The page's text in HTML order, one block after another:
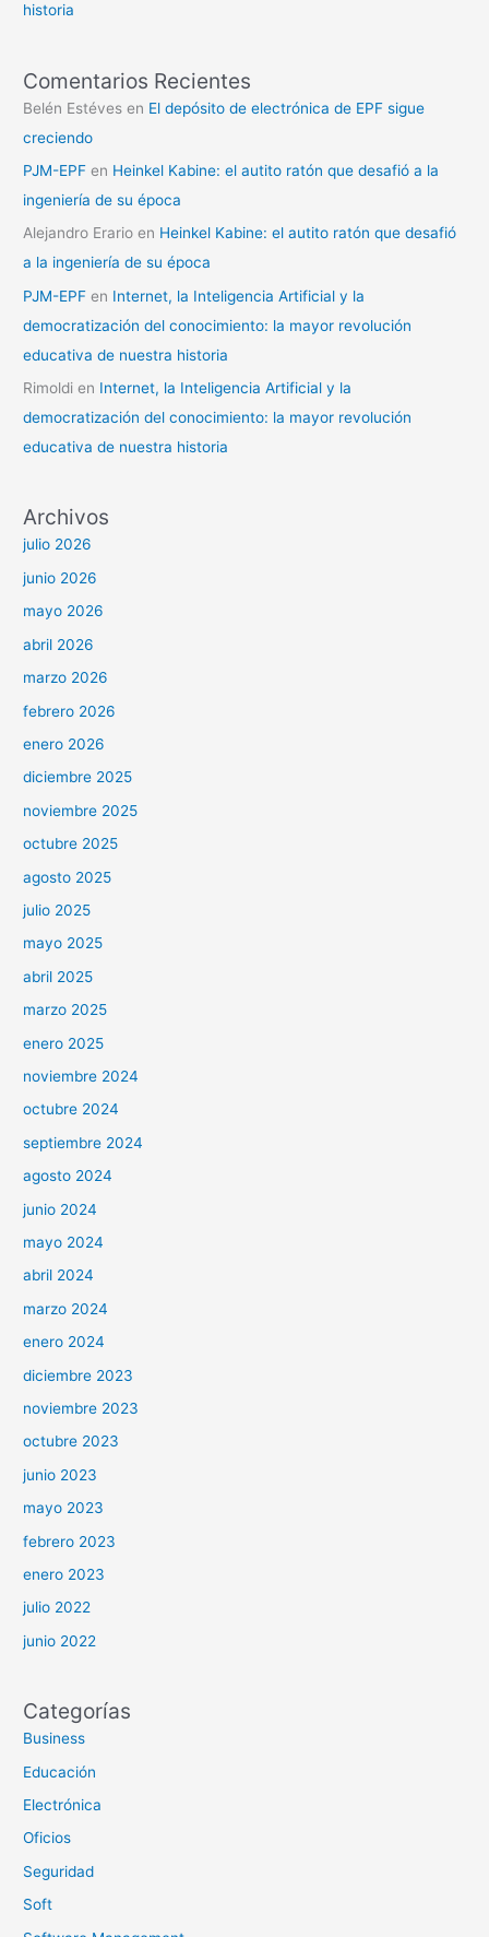
historia
Comentarios Recientes
Belén Estéves en El depósito de electrónica de EPF sigue
creciendo
PJM-EPF en Heinkel Kabine: el autito ratón que desafió a la
ingeniería de su época
Alejandro Erario en Heinkel Kabine: el autito ratón que desafió
a la ingeniería de su época
PJM-EPF en Internet, la Inteligencia Artificial y la
democratización del conocimiento: la mayor revolución
educativa de nuestra historia
Rimoldi en Internet, la Inteligencia Artificial y la
democratización del conocimiento: la mayor revolución
educativa de nuestra historia
Archivos
julio 2026
junio 2026
mayo 2026
abril 2026
marzo 2026
febrero 2026
enero 2026
diciembre 2025
noviembre 2025
octubre 2025
agosto 2025
julio 2025
mayo 2025
abril 2025
marzo 2025
enero 2025
noviembre 2024
octubre 2024
septiembre 2024
agosto 2024
junio 2024
mayo 2024
abril 2024
marzo 2024
enero 2024
diciembre 2023
noviembre 2023
octubre 2023
junio 2023
mayo 2023
febrero 2023
enero 2023
julio 2022
junio 2022
Categorías
Business
Educación
Electrónica
Oficios
Seguridad
Soft